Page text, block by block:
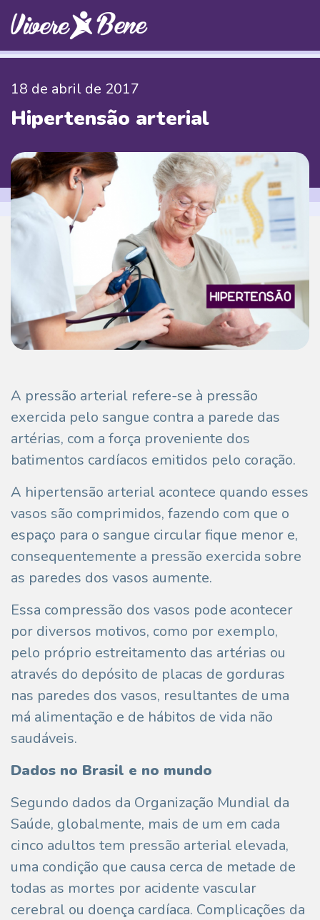
18 de abril de 2017
Hipertensão arterial
A pressão arterial refere-se à pressão
exercida pelo sangue contra a parede das
artérias, com a força proveniente dos
batimentos cardíacos emitidos pelo coração.
A hipertensão arterial acontece quando esses
vasos são comprimidos, fazendo com que o
espaço para o sangue circular fique menor e,
consequentemente a pressão exercida sobre
as paredes dos vasos aumente.
Essa compressão dos vasos pode acontecer
por diversos motivos, como por exemplo,
pelo próprio estreitamento das artérias ou
através do depósito de placas de gorduras
nas paredes dos vasos, resultantes de uma
má alimentação e de hábitos de vida não
saudáveis.
Dados no Brasil e no mundo
Segundo dados da Organização Mundial da
Saúde, globalmente, mais de um em cada
cinco adultos tem pressão arterial elevada,
uma condição que causa cerca de metade de
todas as mortes por acidente vascular
cerebral ou doença cardíaca. Complicações da